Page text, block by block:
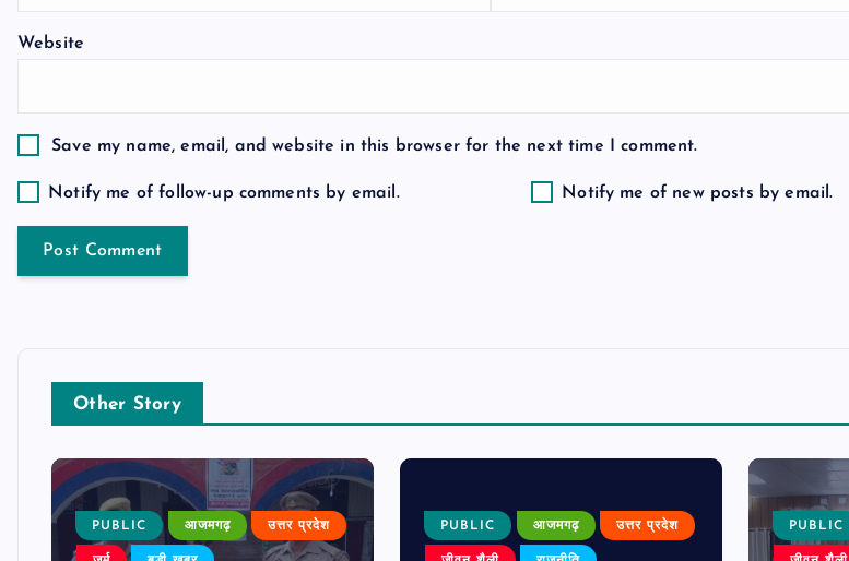
i
o
n
Website
Save my name, email, and website in this browser for the next time I comment.
Notify me of follow-up comments by email. Notify me of new posts by email.
Other Story
PUBLIC आजमगढ़ उत्तर प्रदेश PUBLIC आजमगढ़ उत्तर प्रदेश PUBLIC